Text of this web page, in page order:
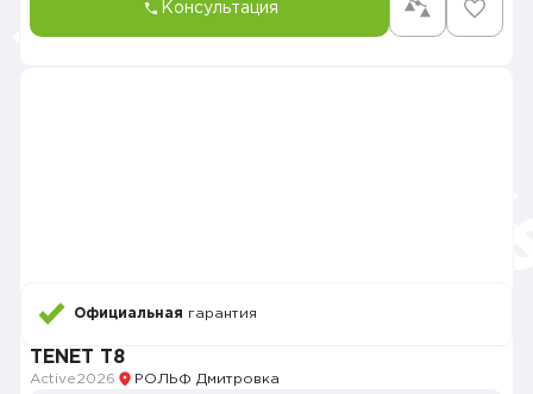
Консультация
Официальная гарантия
TENET T8
Active2026 РОЛЬФ Дмитровка